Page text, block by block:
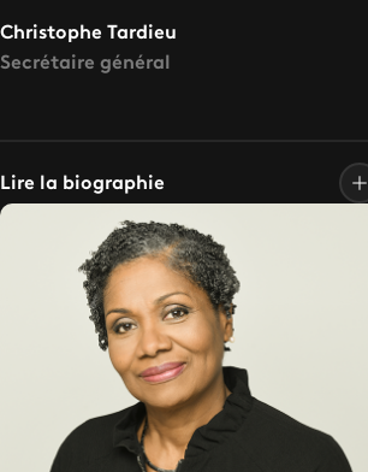
Christophe Tardieu
Secrétaire général
Lire la biographie